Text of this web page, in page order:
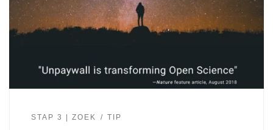
STAP 3 | ZOEK TIP